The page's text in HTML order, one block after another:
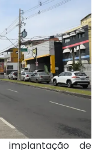
implantação de